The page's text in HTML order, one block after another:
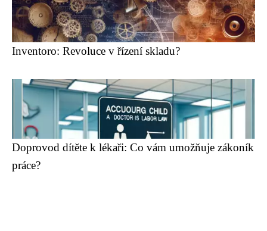
Inventoro: Revoluce v řízení skladu?
Doprovod dítěte k lékaři: Co vám umožňuje zákoník
práce?